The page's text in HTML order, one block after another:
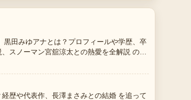
黒田みゆアナとは？プロフィールや学歴、卒
スノーマン宮舘涼太との熱愛を全解説 の整
やすいです。今日の中でも特に読みやすい
歴や代表作、長澤まさみとの結婚 を追って